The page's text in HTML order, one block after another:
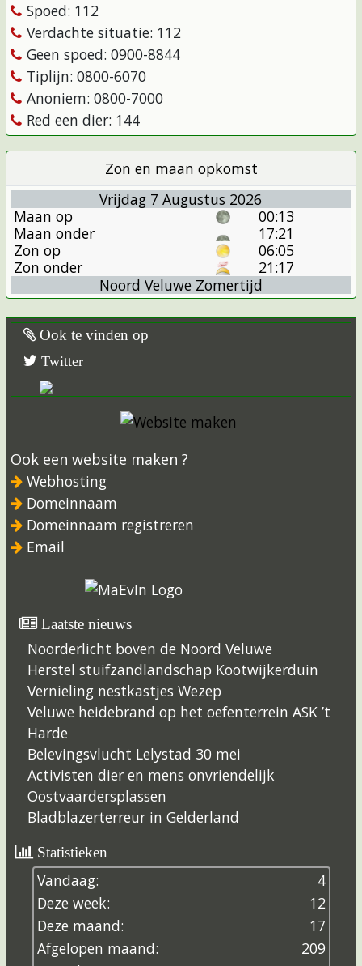
Spoed: 112
Verdachte situatie: 112
Geen spoed: 0900-8844
Tiplijn: 0800-6070
Anoniem: 0800-7000
Red een dier: 144
Zon en maan opkomst
Vrijdag 7 Augustus 2026
Maan op
00:13
Maan onder
17:21
Zon op
06:05
Zon onder
21:17
Noord Veluwe Zomertijd
Ook te vinden op
Twitter
Ook een website maken ?
Webhosting
Domeinnaam
Domeinnaam registreren
Email
Laatste nieuws
Noorderlicht boven de Noord Veluwe
Herstel stuifzandlandschap Kootwijkerduin
Vernieling nestkastjes Wezep
Veluwe heidebrand op het oefenterrein ASK ’t
Harde
Belevingsvlucht Lelystad 30 mei
Activisten dier en mens onvriendelijk
Oostvaardersplassen
Bladblazerterreur in Gelderland
Statistieken
Vandaag:
4
Deze week:
12
Deze maand:
17
Afgelopen maand:
209